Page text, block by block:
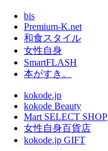
bis
Premium-K.net
和食スタイル
女性自身
SmartFLASH
本がすき。
kokode.jp
kokode Beauty
Mart SELECT SHOP
女性自身百貨店
kokode.jp GIFT